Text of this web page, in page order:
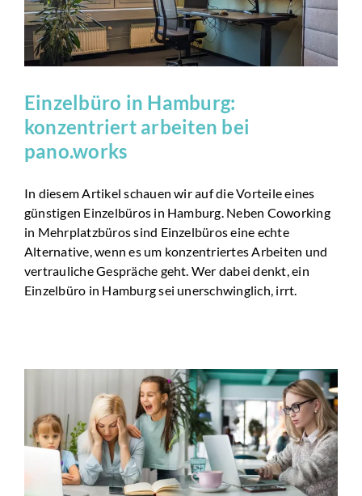
Einzelbüro in Hamburg:
konzentriert arbeiten bei
pano.works
In diesem Artikel schauen wir auf die Vorteile eines
günstigen Einzelbüros in Hamburg. Neben Coworking
in Mehrplatzbüros sind Einzelbüros eine echte
Alternative, wenn es um konzentriertes Arbeiten und
vertrauliche Gespräche geht. Wer dabei denkt, ein
Einzelbüro in Hamburg sei unerschwinglich, irrt.